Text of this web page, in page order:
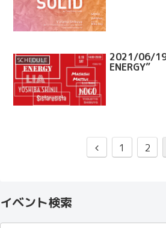
SCHEDULE 2021/06/
ENERGY”
1 2
イベント検索